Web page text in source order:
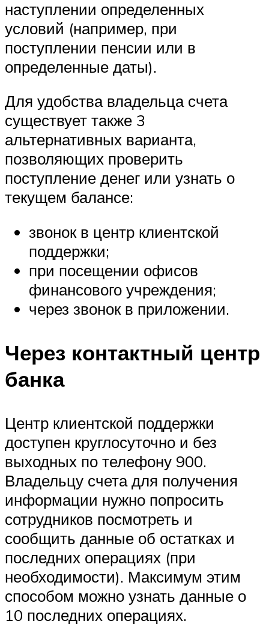
наступлении определенных
условий (например, при
поступлении пенсии или в
определенные даты).
Для удобства владельца счета
существует также 3
альтернативных варианта,
позволяющих проверить
поступление денег или узнать о
текущем балансе:
звонок в центр клиентской
поддержки;
при посещении офисов
финансового учреждения;
через звонок в приложении.
Через контактный центр
банка
Центр клиентской поддержки
доступен круглосуточно и без
выходных по телефону 900.
Владельцу счета для получения
информации нужно попросить
сотрудников посмотреть и
сообщить данные об остатках и
последних операциях (при
необходимости). Максимум этим
способом можно узнать данные о
10 последних операциях.